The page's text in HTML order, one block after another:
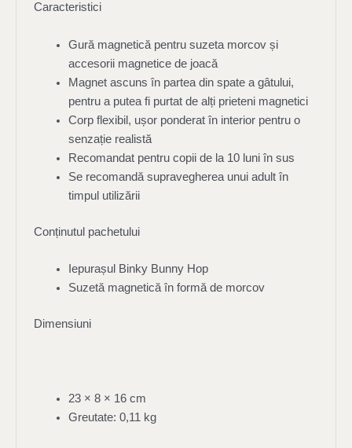
Caracteristici
Gură magnetică pentru suzeta morcov și
accesorii magnetice de joacă
Magnet ascuns în partea din spate a gâtului,
pentru a putea fi purtat de alți prieteni magnetici
Corp flexibil, ușor ponderat în interior pentru o
senzație realistă
Recomandat pentru copii de la 10 luni în sus
Se recomandă supravegherea unui adult în
timpul utilizării
Conținutul pachetului
Iepurașul Binky Bunny Hop
Suzetă magnetică în formă de morcov
Dimensiuni
23 × 8 × 16 cm
Greutate: 0,11 kg